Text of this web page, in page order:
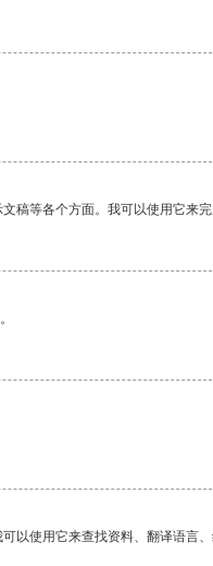
稿等各个方面。我可以使用它来
以使用它来查找资料、翻译语言、